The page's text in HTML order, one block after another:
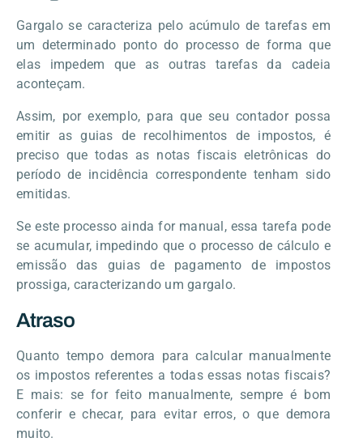
Gargalo se caracteriza pelo acúmulo de tarefas em
um determinado ponto do processo de forma que
elas impedem que as outras tarefas da cadeia
aconteçam.
Assim, por exemplo, para que seu contador possa
emitir as guias de recolhimentos de impostos, é
preciso que todas as notas fiscais eletrônicas do
período de incidência correspondente tenham sido
emitidas.
Se este processo ainda for manual, essa tarefa pode
se acumular, impedindo que o processo de cálculo e
emissão das guias de pagamento de impostos
prossiga, caracterizando um gargalo.
Atraso
Quanto tempo demora para calcular manualmente
os impostos referentes a todas essas notas fiscais?
E mais: se for feito manualmente, sempre é bom
conferir e checar, para evitar erros, o que demora
muito.